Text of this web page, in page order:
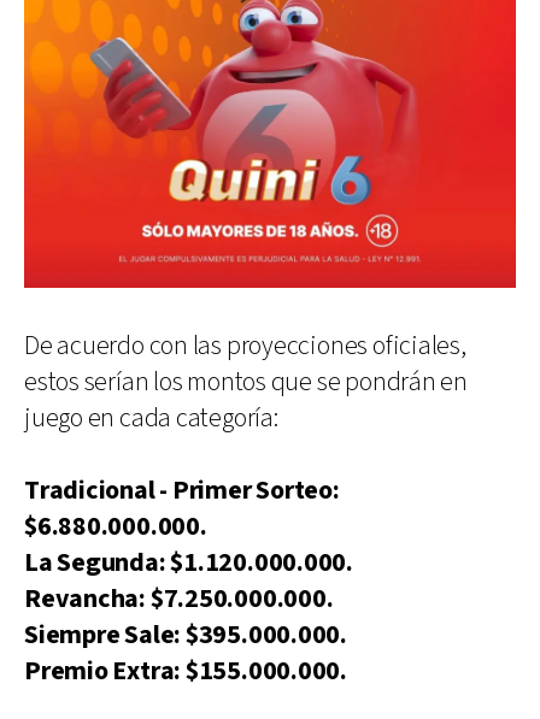
De acuerdo con las proyecciones oficiales,
estos serían los montos que se pondrán en
juego en cada categoría:
Tradicional - Primer Sorteo:
$6.880.000.000.
La Segunda: $1.120.000.000.
Revancha: $7.250.000.000.
Siempre Sale: $395.000.000.
Premio Extra: $155.000.000.